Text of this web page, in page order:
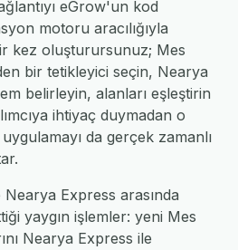
eGrow'un kod
motoru aracılığıyla
kez oluşturursunuz; Mes
bir tetikleyici seçin, Nearya
belirleyin, alanları eşleştirin
ihtiyaç duymadan o
da gerçek zamanlı
Express arasında
yaygın işlemler: yeni Mes
Nearya Express ile